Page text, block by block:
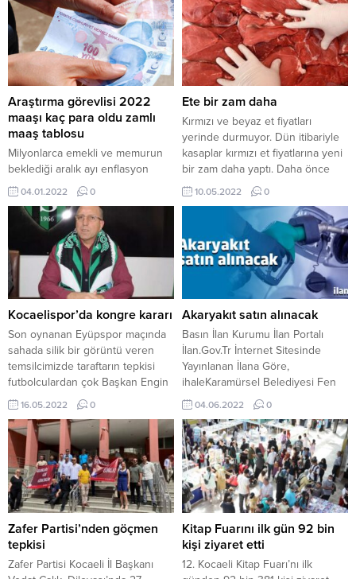
Araştırma görevlisi 2022
maaşı kaç para oldu zamlı
maaş tablosu
Milyonlarca emekli ve memurun
beklediği aralık ayı enflasyon
rakamları açıklandı. Maaş zammını
belirleyen enflasyon rakamı 13.58
oldu. Cumhurbaşkanı Erdoğan ise
2022 yılındaki yüzde 5 oranındaki
toplu sözleşme zammını yüzde
7.5'e çıkardıklarını söyledi ve zam
miktarı 30.5 oldu. Peki araştırma
görevlisi maaşları 2022 yılında
kaç oldu? Araştırma görevlisi
zamlı ocak...
04.01.2022 0
Ete bir zam daha
Kırmızı ve beyaz et fiyatları
yerinde durmuyor. Dün itibariyle
kasaplar kırmızı et fiyatlarına yeni
bir zam daha yaptı. Daha önce
128 lira olan dana kıymanın kilosu
140 liraya, bazı kasaplarda ise
150-160 liraya çıktı. Dana kuşbaşı
da dün itibariyle kilosu 160 liradan
satılmaya başlandı. Bifteğin kilosu
180-190 lira, bonfilenin kilosu...
10.05.2022 0
Kocaelispor’da kongre kararı
Son oynanan Eyüpspor maçında
sahada silik bir görüntü veren
temsilcimizde taraftarın tepkisi
futbolculardan çok Başkan Engin
Koyun ve yönetim kuruluna
olmuştu. Maçtan hemen sonra
kongre kararı alan Başkan Engin
Koyun ve kurmayları tekrar aday
olmayı düşünmüyor. Kongre
kararının bu hafta içi resmi olarak
açıklanması bekleniyor.
16.05.2022 0
Akaryakıt satın alınacak
Basın İlan Kurumu İlan Portalı
İlan.Gov.Tr İnternet Sitesinde
Yayınlanan İlana Göre,
ihaleKaramürsel Belediyesi Fen
İşleri Müdürlüğü Akaryakıt
Ürünleri Alımı alımı 14.06.2022
saat:11.00’da 4 Temmuz Mahallesi
Cumhuriyet Caddesi No:2
Karamürsel/KOCAELİ
gerçekleştirilecek.Ayrıntılı bilgi
için tıklayınız…
04.06.2022 0
Zafer Partisi’nden göçmen
tepkisi
Zafer Partisi Kocaeli İl Başkanı
Kitap Fuarını ilk gün 92 bin
kişi ziyaret etti
12. Kocaeli Kitap Fuarı’nı ilk